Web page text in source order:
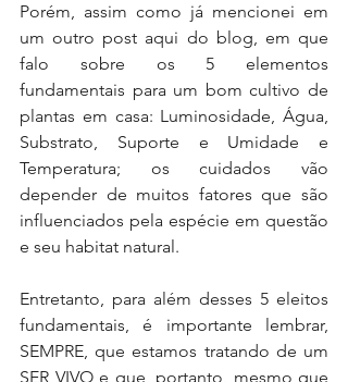
Porém, assim como já mencionei em
um outro post aqui do blog, em que
falo sobre os 5 elementos
fundamentais para um bom cultivo de
plantas em casa: Luminosidade, Água,
Substrato, Suporte e Umidade e
Temperatura; os cuidados vão
depender de muitos fatores que são
influenciados pela espécie em questão
e seu habitat natural.
Entretanto, para além desses 5 eleitos
fundamentais, é importante lembrar,
SEMPRE, que estamos tratando de um
SER VIVO e que, portanto, mesmo que